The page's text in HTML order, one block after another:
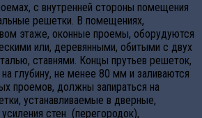
с внутренней стороны помещения
решетки. В помещениях,
этаже, оконные проемы, оборудуются
или, деревянными, обитыми с двух
ставнями. Концы прутьев решеток,
глубину, не менее 80 мм и заливаются
проемов, должны запираться на
устанавливаемые в дверные,
стен (перегородок),